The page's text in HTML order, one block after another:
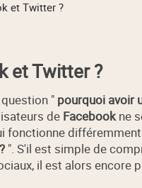
et Twitter ?
et Twitter ?
" pourquoi avoir
de Facebookne
fonctionne
". S'il est simple de
il est alors encore